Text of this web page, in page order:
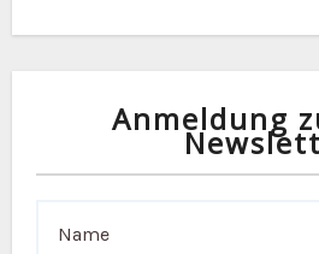
Anmeldung